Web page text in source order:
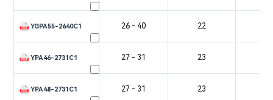
YGPA55-2640C1 26 - 40 22
YPA46-2731C1 27 - 31 23
YPA48-2731C1 27 - 31 23